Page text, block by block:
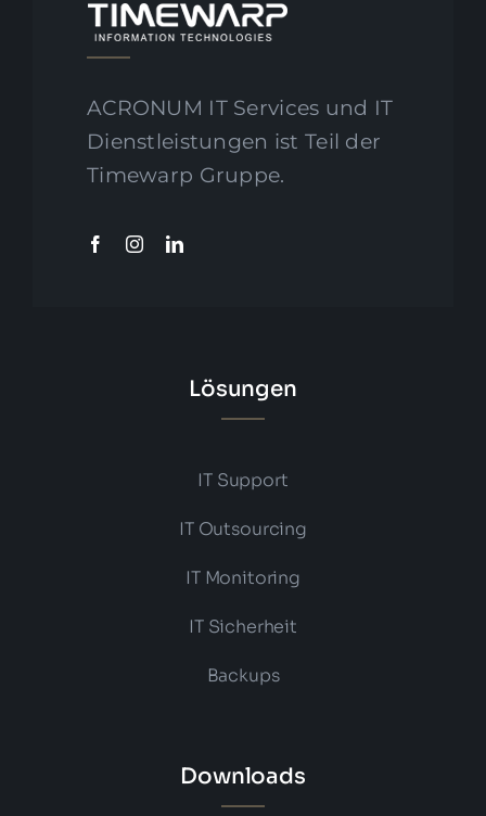
ACRONUM IT Services und IT
Dienstleistungen ist Teil der
Timewarp Gruppe.
Lösungen
IT Support
IT Outsourcing
IT Monitoring
IT Sicherheit
Backups
Downloads